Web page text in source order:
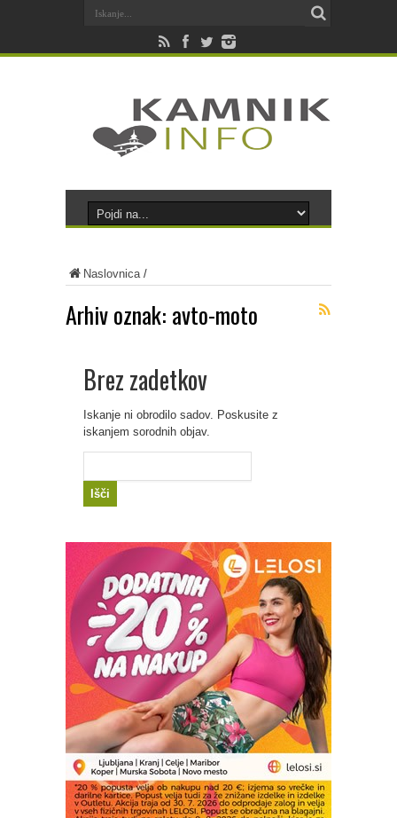
Naslovnica/
Arhiv oznak: avto-moto
Brez zadetkov
Iskanje ni obrodilo sadov. Poskusite z
iskanjem sorodnih objav.